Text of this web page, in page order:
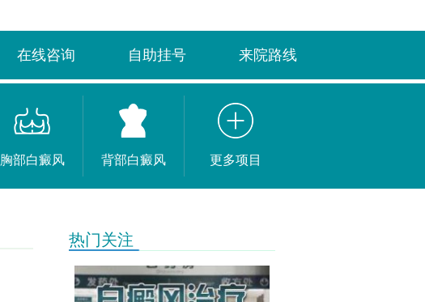
在线咨询 自助挂号 来院路线
胸部白癜风 背部白癜风 更多项目
热门关注